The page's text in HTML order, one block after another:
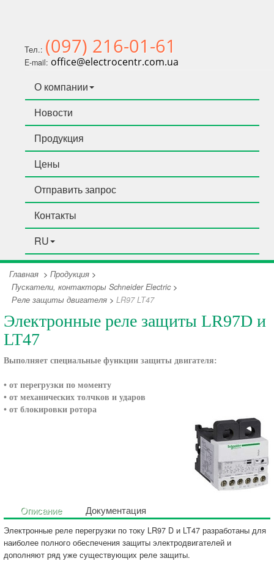
Тел.: (097) 216-01-61
E-mail: office@electrocentr.com.ua
О компании
Новости
Продукция
Цены
Отправить запрос
Контакты
RU
Главная > Продукция >
Пускатели, контакторы Schneider Electric >
Реле защиты двигателя > LR97 LT47
Электронные реле защиты LR97D и
LT47
Выполняет специальные функции защиты двигателя:
• от перегрузки по моменту
• от механических толчков и ударов
• от блокировки ротора
Описание Документация
Электронные реле перегрузки по току LR97 D и LT47 разработаны для
наиболее полного обеспечения защиты электродвигателей и
дополняют ряд уже существующих реле защиты.